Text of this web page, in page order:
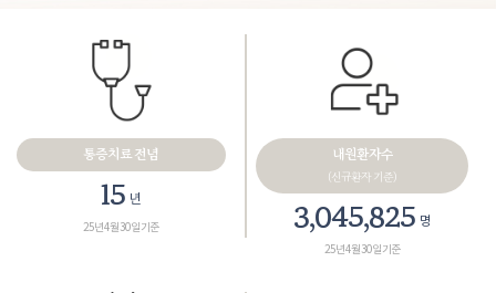
통증치료 전념
18 년
25년 4월 30일 기준
내원환자수
(신규환자 기준)
3,461,165명
25년 4월 30일 기준